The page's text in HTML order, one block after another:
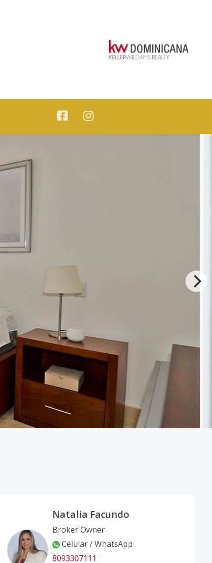
Natalia Facundo
Broker Owner
Celular / WhatsApp
8093307111